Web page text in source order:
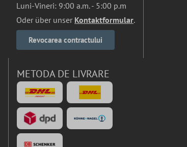
Luni-Vineri: 9:00 a.m. - 5:00 p.m
Oder über unser Kontaktformular.
Revocarea contractului
METODA DE LIVRARE